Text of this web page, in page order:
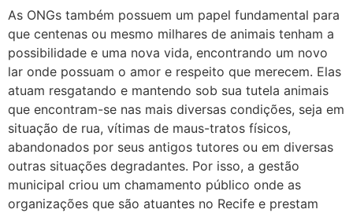
As ONGs também possuem um papel fundamental para
que centenas ou mesmo milhares de animais tenham a
possibilidade e uma nova vida, encontrando um novo
lar onde possuam o amor e respeito que merecem. Elas
atuam resgatando e mantendo sob sua tutela animais
que encontram-se nas mais diversas condições, seja em
situação de rua, vítimas de maus-tratos físicos,
abandonados por seus antigos tutores ou em diversas
outras situações degradantes. Por isso, a gestão
municipal criou um chamamento público onde as
organizações que são atuantes no Recife e prestam